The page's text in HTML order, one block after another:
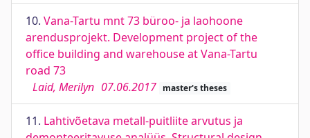
10. Vana-Tartu mnt 73 büroo- ja laohoone
arendusprojekt. Development project of the
office building and warehouse at Vana-Tartu
road 73
Laid, Merilyn 07.06.2017 master's theses
11. Lahtivõetava metall-puitliite arvutus ja